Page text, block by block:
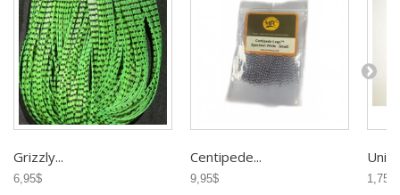
Grizzly...
6,95$
Centipede...
9,95$
Uni-
1,75$